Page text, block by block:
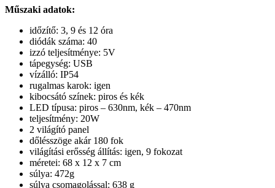
Műszaki adatok:
időzítő: 3, 9 és 12 óra
diódák száma: 40
izzó teljesítménye: 5V
tápegység: USB
vízálló: IP54
rugalmas karok: igen
kibocsátó színek: piros és kék
LED típusa: piros – 630nm, kék – 470nm
teljesítmény: 20W
2 világító panel
dőlésszöge akár 180 fok
világítási erősség állítás: igen, 9 fokozat
méretei: 68 x 12 x 7 cm
súlya: 472g
súlya csomagolással: 638 g